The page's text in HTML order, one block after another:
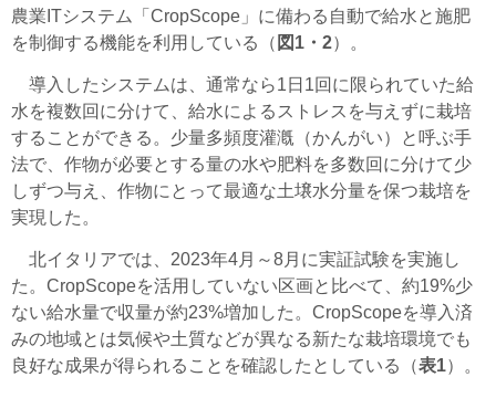
農業ITシステム「CropScope」に備わる自動で給水と施肥
を制御する機能を利用している（ 図1・2）。
導入したシステムは、通常なら1日1回に限られていた給
水を複数回に分けて、給水によるストレスを与えずに栽培
することができる。少量多頻度灌漑（かんがい）と呼ぶ手
法で、作物が必要とする量の水や肥料を多数回に分けて少
しずつ与え、作物にとって最適な土壌水分量を保つ栽培を
実現した。
北イタリアでは、2023年4月～8月に実証試験を実施し
た。CropScopeを活用していない区画と比べて、約19%少
ない給水量で収量が約23%増加した。CropScopeを導入済
みの地域とは気候や土質などが異なる新たな栽培環境でも
良好な成果が得られることを確認したとしている（表1）。